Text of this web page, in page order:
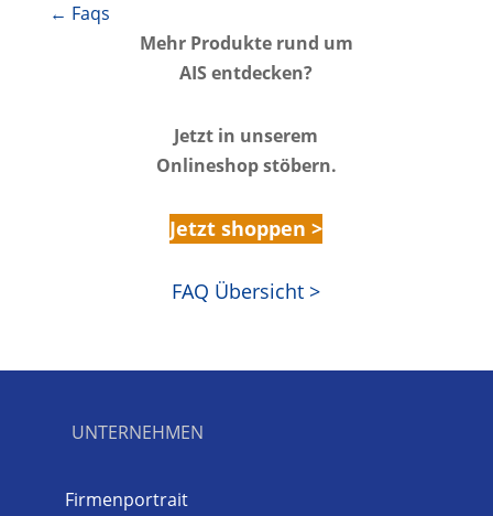
← Faqs
Mehr Produkte rund um
AIS entdecken?
Jetzt in unserem
Onlineshop stöbern.
Jetzt shoppen >
FAQ Übersicht >
UNTERNEHMEN
Firmenportrait